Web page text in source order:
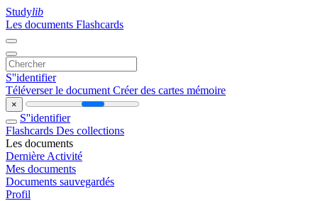
Studylib
Les documents Flashcards
S''identifier
Téléverser le document Créer des cartes mémoire
×
S''identifier
Flashcards Des collections
Les documents
Dernière Activité
Mes documents
Documents sauvegardés
Profil